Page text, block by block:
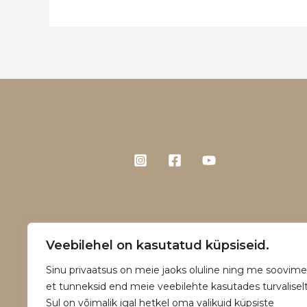
Veebilehel on kasutatud küpsiseid.
Sinu privaatsus on meie jaoks oluline ning me
et tunneksid end meie veebilehte kasutades
Sul on võimalik igal hetkel oma valikuid küpsiste